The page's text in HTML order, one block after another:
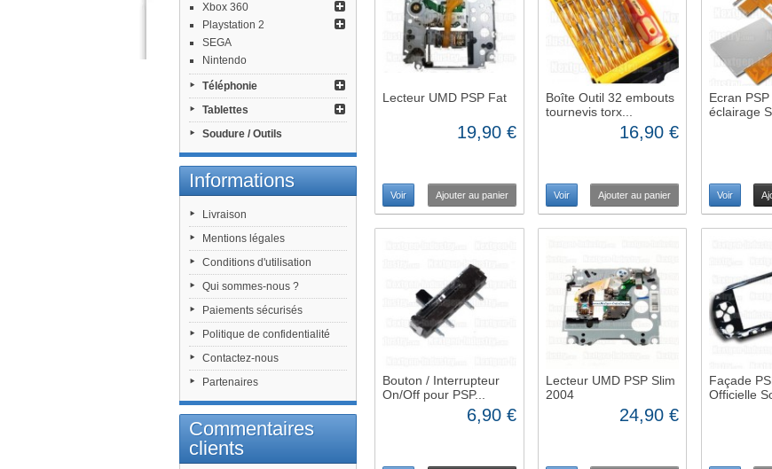
Xbox 360
Playstation 2
SEGA
Nintendo
Téléphonie
Tablettes
Soudure / Outils
Informations
Livraison
Mentions légales
Conditions d'utilisation
Qui sommes-nous ?
Paiements sécurisés
Politique de confidentialité
Contactez-nous
Partenaires
Commentaires
clients
Lecteur UMD PSP Fat
19,90 €
Voir Ajouter au panier
Boîte Outil 32 embouts
tournevis torx...
16,90 €
Voir Ajouter au panier
Ecran
éclairage
Voir
Bouton / Interrupteur
On/Off pour PSP...
6,90 €
Lecteur UMD PSP Slim
2004
24,90 €
Façade
Officielle